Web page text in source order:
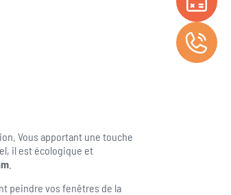
Vous apportant une touche
il est écologique et
peindre vos fenêtres de la